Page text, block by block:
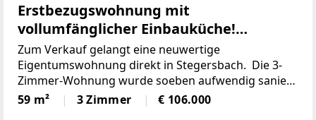
Erstbezugswohnung mit
vollumfänglicher Einbauküche!
(Provisionsfrei)
Zum Verkauf gelangt eine neuwertige
Eigentumswohnung direkt in Stegersbach. Die 3-
Zimmer-Wohnung wurde soeben aufwendig saniert.
So wurde unter anderem dieElektronik gänzlich
erneuert und für einen niedrigen
59 m² 3 Zimmer € 106.000